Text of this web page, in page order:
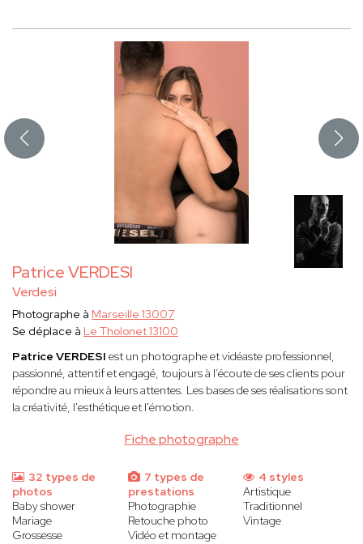
Patrice VERDESI
Verdesi
Fiche photographe
Photographe à Marseille 13007
Se déplace à Le Tholonet 13100
Patrice VERDESI est un photographe et vidéaste professionnel,
passionné, attentif et engagé, toujours à l’écoute de ses clients pour
répondre au mieux à leurs attentes. Les bases de ses réalisations sont
la créativité, l'esthétique et l'émotion.
32 types de
photos
Baby shower
Mariage
Grossesse
7 types de
prestations
Photographie
Retouche photo
Vidéo et montage
4 styles
Artistique
Traditionnel
Vintage